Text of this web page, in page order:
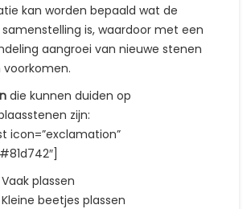
kan worden bepaald wat de
is, waardoor met een
aangroei van nieuwe stenen
voorkomen.
die kunnen duiden op
zijn:
icon=”exclamation”
Vaak plassen
Kleine beetjes plassen